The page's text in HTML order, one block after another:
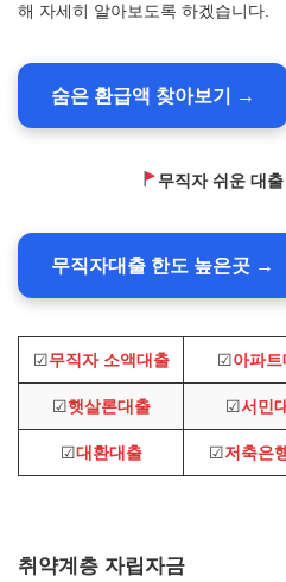
해 자세히 알아보도록 하겠습니다.
숨은 환급액 찾아보기 →
무직자 쉬운 대출
무직자대출 한도 높은곳 →
☑무직자 소액대출 ☑아파트
☑햇살론대출 ☑서민
☑대환대출 ☑저축은
취약계층 자립자금